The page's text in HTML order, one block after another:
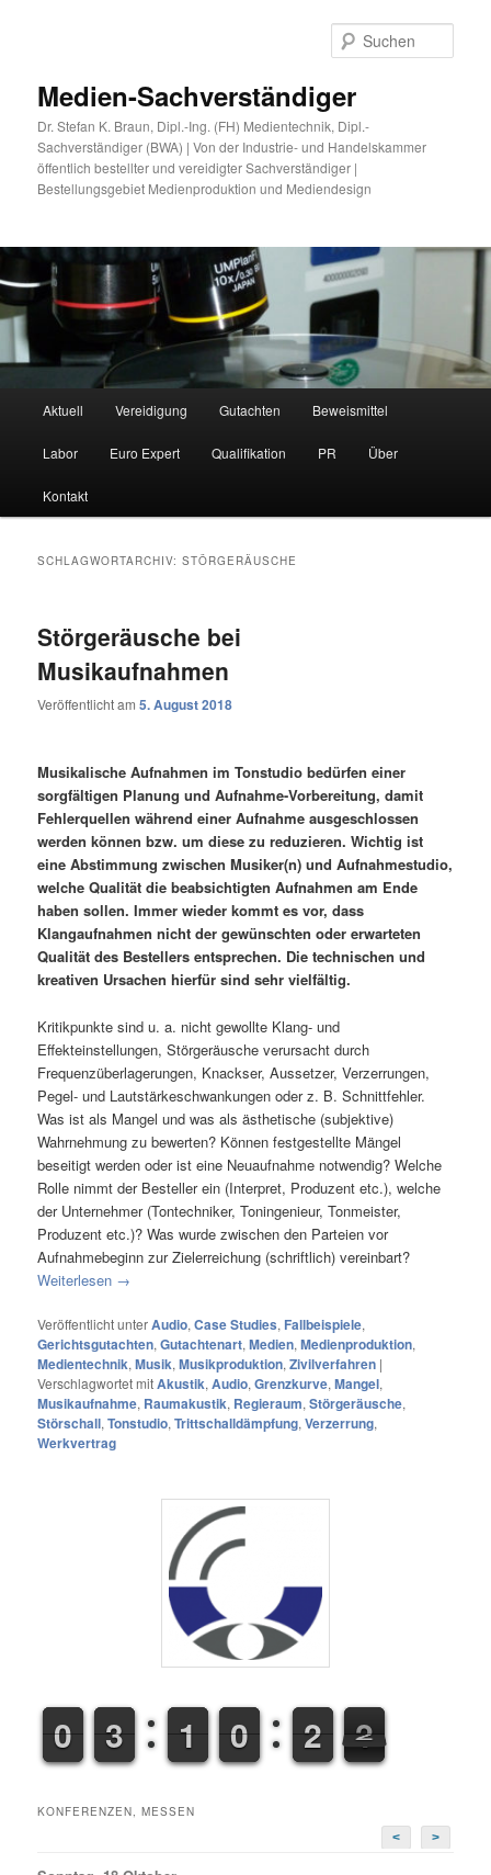
Medien-Sachverständiger
Dr. Stefan K. Braun, Dipl.-Ing. (FH) Medientechnik, Dipl.-
Sachverständiger (BWA) | Von der Industrie- und Handelskammer
öffentlich bestellter und vereidigter Sachverständiger |
Bestellungsgebiet Medienproduktion und Mediendesign
Aktuell Vereidigung Gutachten Beweismittel
Labor Euro Expert Qualifikation PR Über
Kontakt
SCHLAGWORTARCHIV:STÖRGERÄUSCHE
Störgeräusche bei
Musikaufnahmen
Veröffentlicht am5. August 2018
Musikalische Aufnahmen im Tonstudio bedürfen einer
sorgfältigen Planung und Aufnahme-Vorbereitung, damit
Fehlerquellen während einer Aufnahme ausgeschlossen
werden können bzw. um diese zu reduzieren. Wichtig ist
eine Abstimmung zwischen Musiker(n) und Aufnahmestudio,
welche Qualität die beabsichtigten Aufnahmen am Ende
haben sollen. Immer wieder kommt es vor, dass
Klangaufnahmen nicht der gewünschten oder erwarteten
Qualität des Bestellers entsprechen. Die technischen und
kreativen Ursachen hierfür sind sehr vielfältig.
Kritikpunkte sind u. a. nicht gewollte Klang- und
Effekteinstellungen, Störgeräusche verursacht durch
Frequenzüberlagerungen, Knackser, Aussetzer, Verzerrungen,
Pegel- und Lautstärkeschwankungen oder z. B. Schnittfehler.
Was ist als Mangel und was als ästhetische (subjektive)
Wahrnehmung zu bewerten? Können festgestellte Mängel
beseitigt werden oder ist eine Neuaufnahme notwendig? Welche
Rolle nimmt der Besteller ein (Interpret, Produzent etc.), welche
der Unternehmer (Tontechniker, Toningenieur, Tonmeister,
Produzent etc.)? Was wurde zwischen den Parteien vor
Aufnahmebeginn zur Zielerreichung (schriftlich) vereinbart?
Weiterlesen →
Veröffentlicht unterAudio,Case Studies, Fallbeispiele,
Gerichtsgutachten,Gutachtenart,Medien,Medienproduktion,
Medientechnik,Musik,Musikproduktion,Zivilverfahren |
Verschlagwortet mitAkustik,Audio,Grenzkurve,Mangel,
Musikaufnahme, Raumakustik, Regieraum,Störgeräusche,
Störschall,Tonstudio,Trittschalldämpfung,Verzerrung,
Werkvertrag
9
9
0
0 2
2
3
3 1
1
1
1 9
9
0
0 1
2
2 2
2
3
KONFERENZEN, MESSEN
<
>